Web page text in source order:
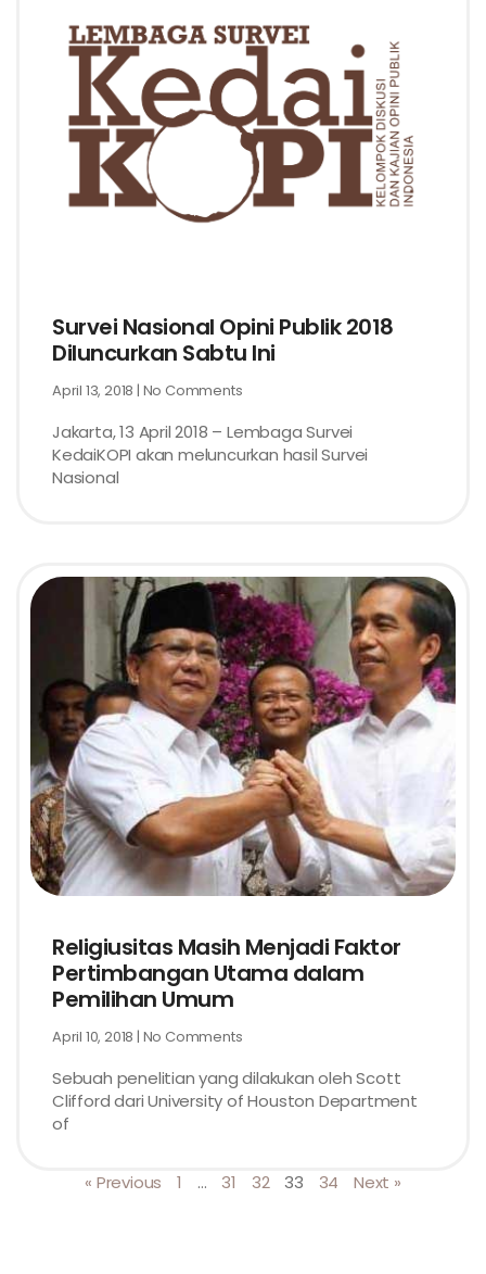
Survei Nasional Opini Publik 2018
Diluncurkan Sabtu Ini
April 13, 2018 No Comments
Jakarta, 13 April 2018 – Lembaga Survei
KedaiKOPI akan meluncurkan hasil Survei
Nasional
Religiusitas Masih Menjadi Faktor
Pertimbangan Utama dalam
Pemilihan Umum
April 10, 2018 No Comments
Sebuah penelitian yang dilakukan oleh Scott
Clifford dari University of Houston Department
of
« Previous 1 … 31 32 33 34 Next »